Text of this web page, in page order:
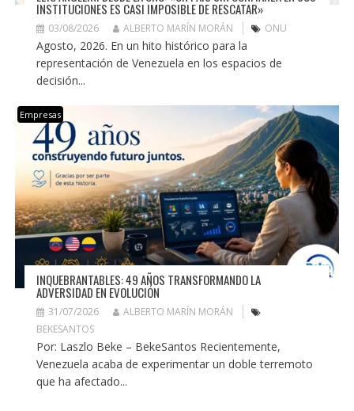
INSTITUCIONES ES CASI IMPOSIBLE DE RESCATAR»
03/08/2026 ALBERTO MARÍN MORÁN ONU
Agosto, 2026. En un hito histórico para la
representación de Venezuela en los espacios de
decisión...
Empresas
INQUEBRANTABLES: 49 AÑOS TRANSFORMANDO LA
ADVERSIDAD EN EVOLUCIÓN
31/07/2026
ALBERTO MARÍN MORÁN
BEKESANTOS
Por: Laszlo Beke – BekeSantos Recientemente,
Venezuela acaba de experimentar un doble terremoto
que ha afectado...